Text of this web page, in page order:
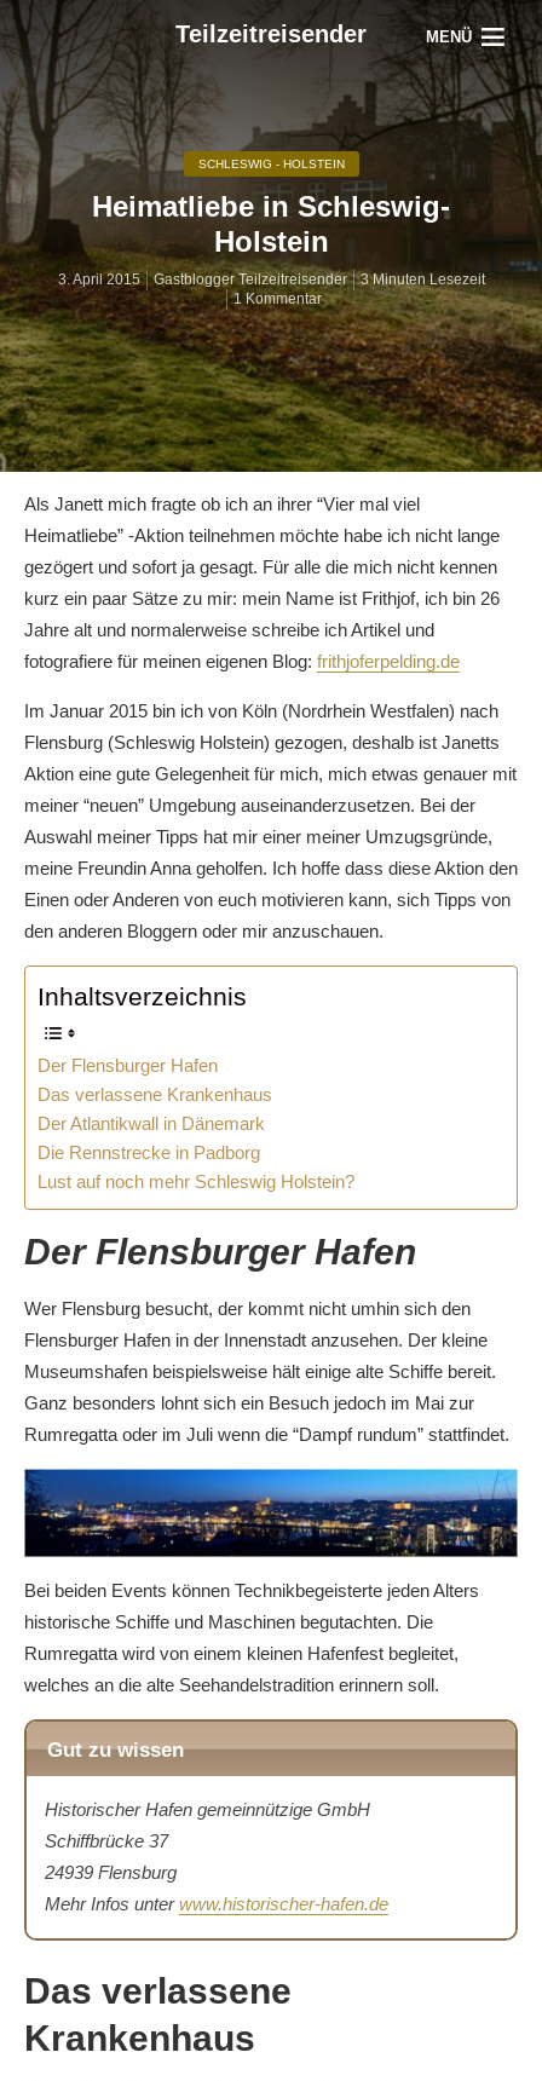
Teilzeitreisender MENÜ
SCHLESWIG - HOLSTEIN
Heimatliebe in Schleswig-
Holstein
3. April 2015 Gastblogger Teilzeitreisender
3 Minuten Lesezeit
1 Kommentar
Als Janett mich fragte ob ich an ihrer “Vier mal viel
Heimatliebe” -Aktion teilnehmen möchte habe ich nicht lange
gezögert und sofort ja gesagt. Für alle die mich nicht kennen
kurz ein paar Sätze zu mir: mein Name ist Frithjof, ich bin 26
Jahre alt und normalerweise schreibe ich Artikel und
fotografiere für meinen eigenen Blog: frithjoferpelding.de
Im Januar 2015 bin ich von Köln (Nordrhein Westfalen) nach
Flensburg (Schleswig Holstein) gezogen, deshalb ist Janetts
Aktion eine gute Gelegenheit für mich, mich etwas genauer mit
meiner “neuen” Umgebung auseinanderzusetzen. Bei der
Auswahl meiner Tipps hat mir einer meiner Umzugsgründe,
meine Freundin Anna geholfen. Ich hoffe dass diese Aktion den
Einen oder Anderen von euch motivieren kann, sich Tipps von
den anderen Bloggern oder mir anzuschauen.
Inhaltsverzeichnis
Der Flensburger Hafen
Das verlassene Krankenhaus
Der Atlantikwall in Dänemark
Die Rennstrecke in Padborg
Lust auf noch mehr Schleswig Holstein?
Der Flensburger Hafen
Wer Flensburg besucht, der kommt nicht umhin sich den
Flensburger Hafen in der Innenstadt anzusehen. Der kleine
Museumshafen beispielsweise hält einige alte Schiffe bereit.
Ganz besonders lohnt sich ein Besuch jedoch im Mai zur
Rumregatta oder im Juli wenn die “Dampf rundum” stattfindet.
Bei beiden Events können Technikbegeisterte jeden Alters
historische Schiffe und Maschinen begutachten. Die
Rumregatta wird von einem kleinen Hafenfest begleitet,
welches an die alte Seehandelstradition erinnern soll.
Gut zu wissen
Historischer Hafen gemeinnützige GmbH
Schiffbrücke 37
24939 Flensburg
Mehr Infos unterwww.historischer-hafen.de
Das verlassene
Krankenhaus